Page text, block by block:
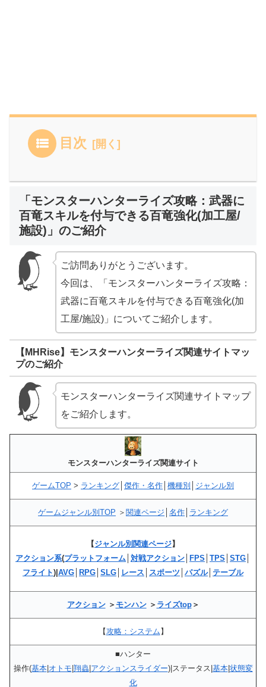
目次
「モンスターハンターライズ攻略：武器に
百竜スキルを付与できる百竜強化(加工屋/
施設)」のご紹介
ご訪問ありがとうございます。
今回は、「モンスターハンターライズ攻略：
武器に百竜スキルを付与できる百竜強化(加
工屋/施設)」についてご紹介します。
【MHRise】モンスターハンターライズ関連サイトマッ
プのご紹介
モンスターハンターライズ関連サイトマップ
をご紹介します。
モンスターハンターライズ関連サイト
ゲームTOP > ランキング 傑作・名作 機種別 ジャンル別
ゲームジャンル別TOP ＞ 関連ページ 名作 ランキング
【ジャンル別関連ページ】
アクション系(プラットフォーム 対戦アクション FPS TPS STG
フライト)| AVG RPG SLG レース スポーツ パズル│ テーブル
アクション＞ モンハン＞ ライズtop＞
【攻略：システム 】
■ハンター
操作(基本| オトモ 翔蟲 アクションスライダー)|ステータス| 基本| 状態変
化